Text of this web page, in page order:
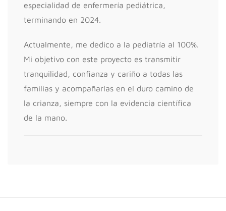
especialidad de enfermería pediátrica,
terminando en 2024.
Actualmente, me dedico a la pediatría al 100%.
Mi objetivo con este proyecto es transmitir
tranquilidad, confianza y cariño a todas las
familias y acompañarlas en el duro camino de
la crianza, siempre con la evidencia científica
de la mano.